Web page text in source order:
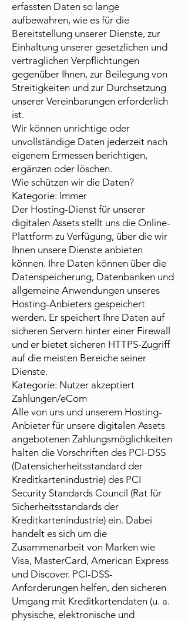
erfassten Daten so lange
aufbewahren, wie es für die
Bereitstellung unserer Dienste, zur
Einhaltung unserer gesetzlichen und
vertraglichen Verpflichtungen
gegenüber Ihnen, zur Beilegung von
Streitigkeiten und zur Durchsetzung
unserer Vereinbarungen erforderlich
ist.
Wir können unrichtige oder
unvollständige Daten jederzeit nach
eigenem Ermessen berichtigen,
ergänzen oder löschen.
Wie schützen wir die Daten?
Kategorie: Immer
Der Hosting-Dienst für unserer
digitalen Assets stellt uns die Online-
Plattform zu Verfügung, über die wir
Ihnen unsere Dienste anbieten
können. Ihre Daten können über die
Datenspeicherung, Datenbanken und
allgemeine Anwendungen unseres
Hosting-Anbieters gespeichert
werden. Er speichert Ihre Daten auf
sicheren Servern hinter einer Firewall
und er bietet sicheren HTTPS-Zugriff
auf die meisten Bereiche seiner
Dienste.
Kategorie: Nutzer akzeptiert
Zahlungen/eCom
Alle von uns und unserem Hosting-
Anbieter für unsere digitalen Assets
angebotenen Zahlungsmöglichkeiten
halten die Vorschriften des PCI-DSS
(Datensicherheitsstandard der
Kreditkartenindustrie) des PCI
Security Standards Council (Rat für
Sicherheitsstandards der
Kreditkartenindustrie) ein. Dabei
handelt es sich um die
Zusammenarbeit von Marken wie
Visa, MasterCard, American Express
und Discover. PCI-DSS-
Anforderungen helfen, den sicheren
Umgang mit Kreditkartendaten (u. a.
physische, elektronische und